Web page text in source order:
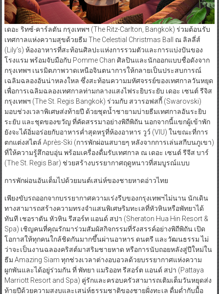
เดอะ ริทซ์-คาร์ลตัน กรุงเทพฯ (The Ritz-Carlton, Bangkok) ร่วมต้อนรับ
เทศกาลแห่งความสุขด้วยธีม The Celestial Christmas Ball ณ ลิลลี่ส์
(Lily’s) ห้องอาหารที่สะท้อนศิลปะแห่งการรวมตัวและการแบ่งปันของ
โรงแรม พร้อมจับมือกับ Pomme Chan ศิลปินและนักออกแบบชื่อดังจาก
กรุงเทพฯ เนรมิตภาพวาดเหนือจินตนาการให้กลายเป็นประสบการณ์
เฉลิมฉลองอันน่าหลงใหล ซึ่งสะท้อนความมหัศจรรย์ของเทศกาลวันหยุด
เพื่อการเฉลิมฉลองเทศกาลท่ามกลางแสงไฟระยิบระยับ เดอะ เซนต์ รีจิส
กรุงเทพฯ (The St. Regis Bangkok) ร่วมกับ สวารอฟสกี้ (Swarovski)
มอบช่วงเวลาพิเศษส่งท้ายปี ด้วยชุดน้ำชายามบ่ายธีมเทศกาลอันระยิบ
ระยับ และชุดของขวัญ ที่คัดสรรมาอย่างพิถีพิถัน นอกจากนี้แขกผู้เข้าพัก
ยังจะได้อิ่มอร่อยกับอาหารค่ำสุดหรูที่ห้องอาหาร วูว์ (VIU) ในขณะที่การ
ตกแต่งสไตล์ Après-Ski (การพักผ่อนสบายๆ หลังจากการเล่นสกีบนภูเขา)
ที่ให้ความรู้สึกอบอุ่น พร้อมเครื่องดื่มรับเทศกาล ณ เดอะ เซนต์ รีจีส บาร์
(The St. Regis Bar) ช่วยสร้างบรรยากาศฤดูหนาวที่สมบูรณ์แบบ
การพักผ่อนอันเต็มไปด้วยมนต์เสน่ห์ของชายหาดอ่าวไทย
เพียงขับรถออกจากบรรยากาศความเร่งรีบของกรุงเทพฯไม่นาน นักเดิน
ทางสามารถสร้างความทรงจำแสนพิเศษริมทะเลที่หัวหินหรือพัทยาได้
ทันที เชอราตัน หัวหิน รีสอร์ท แอนด์ สปา (Sheraton Hua Hin Resort &
Spa) เชิญคนที่คุณรักมาร่วมสัมผัสกิจกรรมที่รังสรรค์อย่างพิถีพิถัน เปิด
โอกาสให้ทุกคนใกล้ชิดกันมากขึ้นผ่านอาหาร ดนตรี และวัฒนธรรม ไม่
ว่าจะเป็นงานฉลองคริสต์มาสริมชายหาด หรือการนับถอยหลังสู่ปีใหม่ใน
ธีม Amazing Siam ทุกช่วงเวลาต่างอบอวลด้วยบรรยากาศแห่งความ
ผูกพันและได้อยู่ร่วมกัน ที่ พัทยา แมริออท รีสอร์ต แอนด์ สปา (Pattaya
Marriott Resort and Spa) คู่รักและครอบครัวสามารถเติมเต็มวันหยุดส่ง
ท้ายปีด้วยความสงบและเสน่ห์ธรรมชาติของชายฝั่งทะเล ดื่มด่ำกับมื้อ